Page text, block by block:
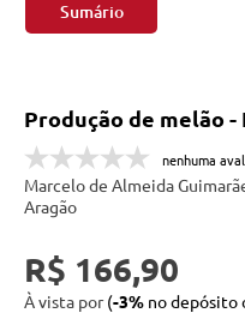
Sumário
Produção de melão -
nenhuma
Marcelo de Almeida
Aragão
R$ 166,90
À vista por(-3% no depósito